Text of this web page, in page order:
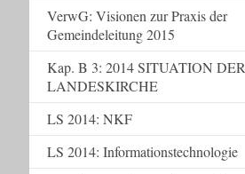
VerwG: Visionen zur Praxis der
Gemeindeleitung 2015
Kap. B 3: 2014 SITUATION DER
LANDESKIRCHE
LS 2014: NKF
LS 2014: Informationstechnologie